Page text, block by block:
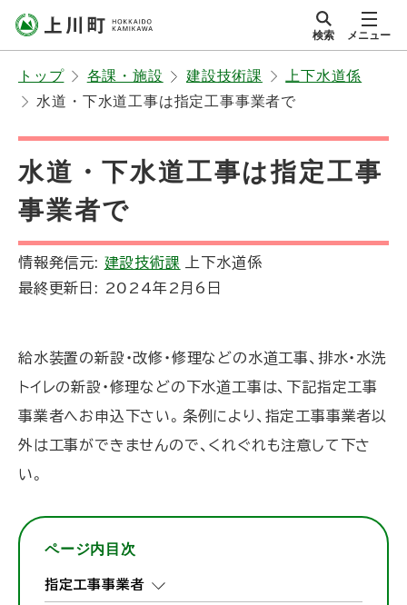
北海道上川町
Hokkaido Kamikawa
Twon
サイト内
検索 メニュー
トップ 各課・施設 建設技術課
上下水道係
水道・下水道工事は指定工事事業者で
水道・下水道工事は指定工事
事業者で
情報発信元: 建設技術課
上下水道係
最終更新日:
2024年2月6日
給水装置の新設・改修・修理などの水道工事、排水・水洗
トイレの新設・修理などの下水道工事は、下記指定工事
事業者へお申込下さい。条例により、指定工事事業者以
外は工事ができませんので、くれぐれも注意して下さ
い。
ページ内目次
指定工事事業者